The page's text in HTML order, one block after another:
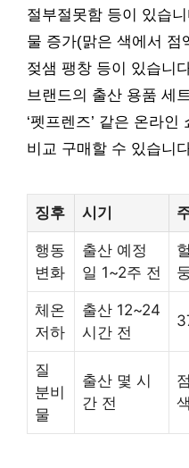
절부절못함 등이 있습
물 증가(맑은 색에서 점
젖샘 팽창 등이 있습니
브랜드의 출산 용품 세
‘펫프렌즈’ 같은 온라
비교 구매할 수 있습니
징후 시기
행동
변화
출산 예정
일 1~2주 전
체온
저하
출산 12~24
시간 전
질
분비
물
출산 몇 시
간 전
색